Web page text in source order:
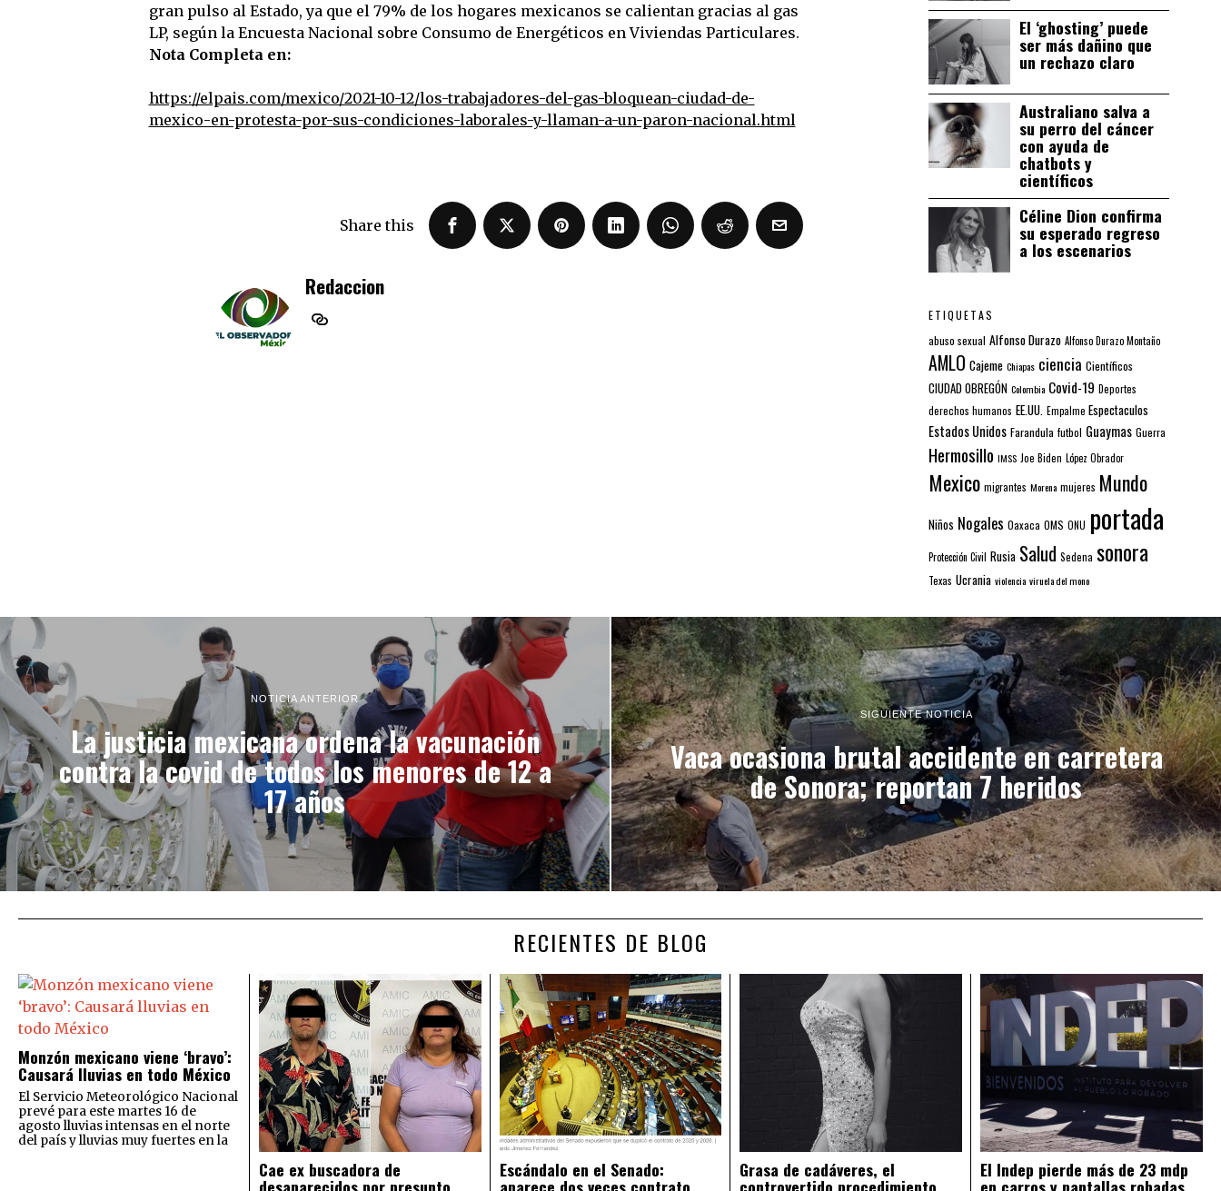
gran pulso al Estado, ya que el 79% de los hogares mexicanos se calientan gracias al gas
LP, según la Encuesta Nacional sobre Consumo de Energéticos en Viviendas Particulares.
Nota Completa en:
https://elpais.com/mexico/2021-10-12/los-trabajadores-del-gas-bloquean-ciudad-de-
mexico-en-protesta-por-sus-condiciones-laborales-y-llaman-a-un-paron-nacional.html
Share this
Redaccion
El ‘ghosting’ puede
ser más dañino que
un rechazo claro
Australiano salva a
su perro del cáncer
con ayuda de
chatbots y
científicos
Céline Dion confirma
su esperado regreso
a los escenarios
ETIQUETAS
abuso sexual Alfonso Durazo Alfonso Durazo Montaño
AMLO Cajeme Chiapas ciencia Científicos
CIUDAD OBREGÓN Colombia Covid-19 Deportes
derechos humanos EE.UU. Empalme Espectaculos
Estados Unidos Farandula futbol Guaymas Guerra
Hermosillo IMSS Joe Biden López Obrador
Mexico migrantes Morena mujeres Mundo
Niños Nogales Oaxaca OMS ONU portada
Protección Civil Rusia Salud Sedena sonora
Texas Ucrania violencia viruela del mono
NOTICIA ANTERIOR
La justicia mexicana ordena la vacunación
contra la covid de todos los menores de 12 a
17 años
SIGUIENTE NOTICIA
Vaca ocasiona brutal accidente en carretera
de Sonora; reportan 7 heridos
RECIENTES DE BLOG
Monzón mexicano viene ‘bravo’:
Causará lluvias en todo México
El Servicio Meteorológico Nacional
prevé para este martes 16 de
agosto lluvias intensas en el norte
del país y lluvias muy fuertes en la
Cae ex buscadora de
desaparecidos por presunto
Escándalo en el Senado:
aparece dos veces contrato
Grasa de cadáveres, el
controvertido procedimiento
El Indep pierde más de 23 mdp
en carros y pantallas robadas